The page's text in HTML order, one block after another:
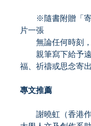
※隨書附贈「寄
片一張
無論任何時刻，
親筆寫下給予遠
福、祈禱或思念寄出
專文推薦
謝曉虹（香港作